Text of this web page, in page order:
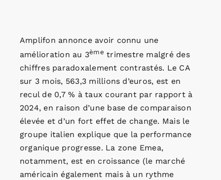
Amplifon annonce avoir connu une
amélioration au 3ème trimestre malgré des
chiffres paradoxalement contrastés. Le CA
sur 3 mois, 563,3 millions d’euros, est en
recul de 0,7 % à taux courant par rapport à
2024, en raison d’une base de comparaison
élevée et d’un fort effet de change. Mais le
groupe italien explique que la performance
organique progresse. La zone Emea,
notamment, est en croissance (le marché
américain également mais à un rythme